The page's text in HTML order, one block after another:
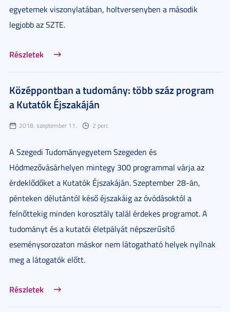
egyetemek viszonylatában, holtversenyben a második
legjobb az SZTE.
Részletek
Középpontban a tudomány: több száz program
a Kutatók Éjszakáján
2018. szeptember 11. 2 perc
A Szegedi Tudományegyetem Szegeden és
Hódmezővásárhelyen mintegy 300 programmal várja az
érdeklődőket a Kutatók Éjszakáján. Szeptember 28-án,
pénteken délutántól késő éjszakáig az óvódásoktól a
felnőttekig minden korosztály talál érdekes programot. A
tudományt és a kutatói életpályát népszerűsítő
eseménysorozaton máskor nem látogatható helyek nyílnak
meg a látogatók előtt.
Részletek